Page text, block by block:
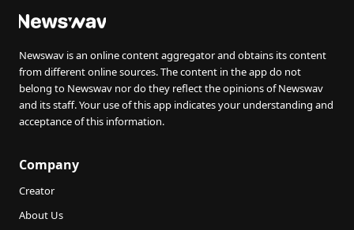
Newswav is an online content aggregator and obtains its content
from different online sources. The content in the app do not
belong to Newswav nor do they reflect the opinions of Newswav
and its staff. Your use of this app indicates your understanding and
acceptance of this information.
Company
Creator
About Us